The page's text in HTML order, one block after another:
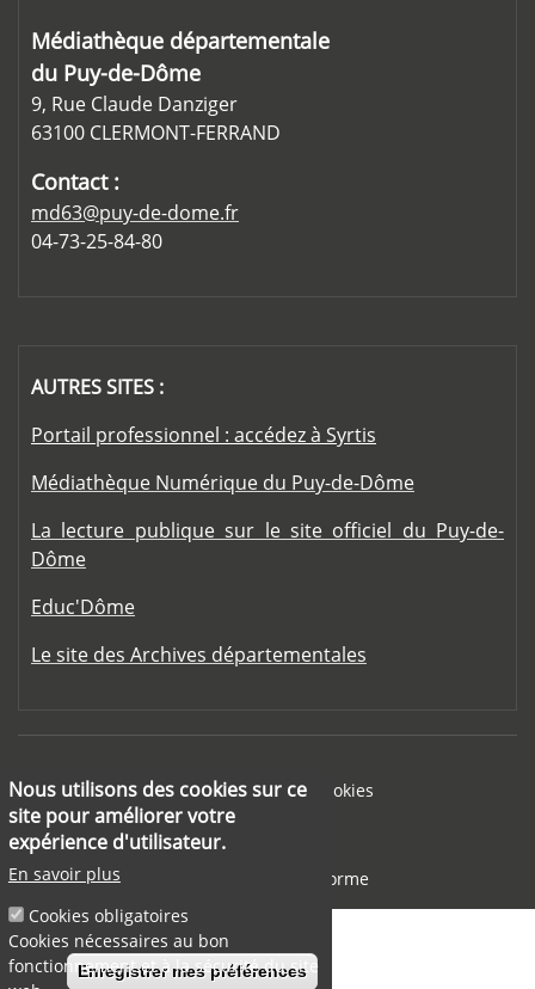
Nous utilisons des cookies sur ce
site pour améliorer votre
expérience d'utilisateur.
En savoir plus
Cookies obligatoires
Cookies nécessaires au bon
fonctionnement et à la sécurité du site
Enregistrer mes préférences
Médiathèque départementale
du Puy-de-Dôme
9, Rue Claude Danziger
63100 CLERMONT-FERRAND
Contact :
md63@puy-de-dome.fr
04-73-25-84-80
AUTRES SITES :
Portail professionnel : accédez à Syrtis
Médiathèque Numérique du Puy-de-Dôme
La lecture publique sur le site officiel du Puy-de-
Dôme
Educ'Dôme
Le site des Archives départementales
Footer menu
Mentions légales
Cookies
Aide
Accessibilité : partiellement conforme